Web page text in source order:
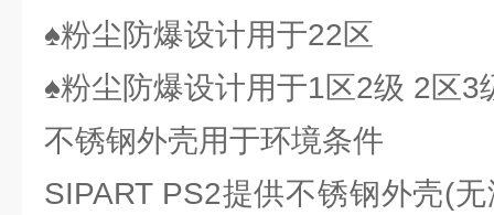
♠粉尘防爆设计用于22区
♠粉尘防爆设计用于1区2级 2区3
不锈钢外壳用于环境条件
SIPART PS2提供不锈钢外壳(